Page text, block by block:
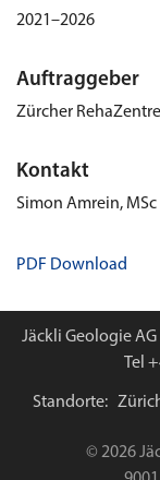
2021–2026
Auftraggeber
Zürcher
Kontakt
Simon Amrein, MSc
PDF Download
Jäckli Geologie
Tel
Standorte:
© 2026